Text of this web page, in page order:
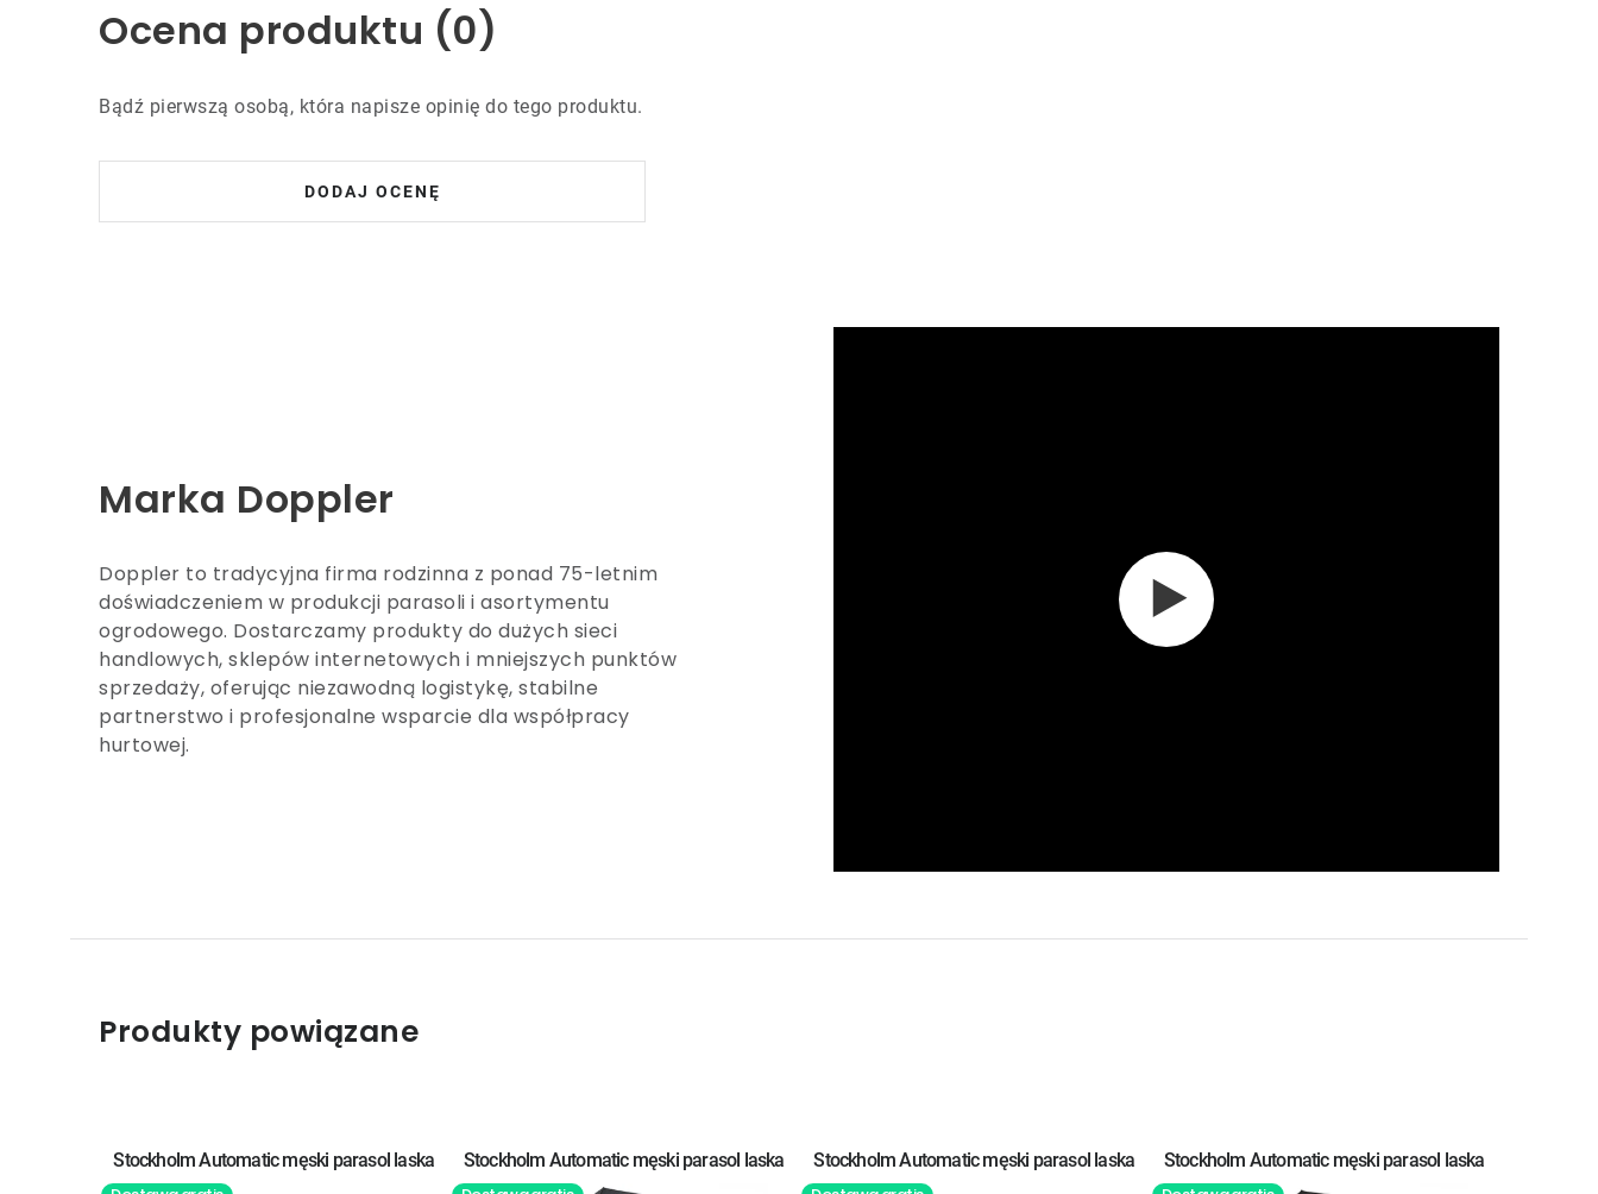
Ocena produktu (0)
Bądź pierwszą osobą, która napisze opinię do tego produktu.
DODAJ OCENĘ
Marka Doppler
Doppler to tradycyjna firma rodzinna z ponad 75-letnim
doświadczeniem w produkcji parasoli i asortymentu
ogrodowego. Dostarczamy produkty do dużych sieci
handlowych, sklepów internetowych i mniejszych punktów
sprzedaży, oferując niezawodną logistykę, stabilne
partnerstwo i profesjonalne wsparcie dla współpracy
hurtowej.
Produkty powiązane
Stockholm Automatic męski parasol laska
Stockholm Automatic męski parasol laska
Stockholm Automatic męski parasol laska
Stockholm Automatic męski parasol laska